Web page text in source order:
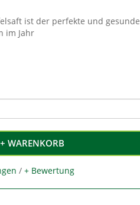
ist der perfekte und gesunde
im Jahr
+ WARENKORB
/ + Bewertung